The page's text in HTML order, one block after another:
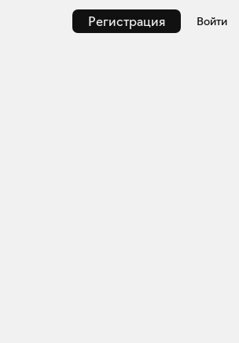
Регистрация Войти